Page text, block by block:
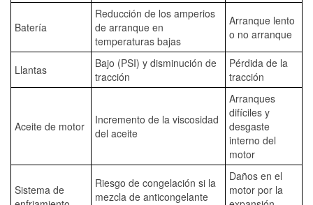
Batería
Reducción de los amperios
de arranque en
temperaturas bajas
Arranque lento
o no arranque
Llantas
Bajo (PSI) y disminución de
tracción
Pérdida de la
tracción
Aceite de motor
Incremento de la viscosidad
del aceite
Arranques
difíciles y
desgaste
interno del
motor
Sistema de
Riesgo de congelación si la
mezcla de anticongelante
Daños en el
motor por la